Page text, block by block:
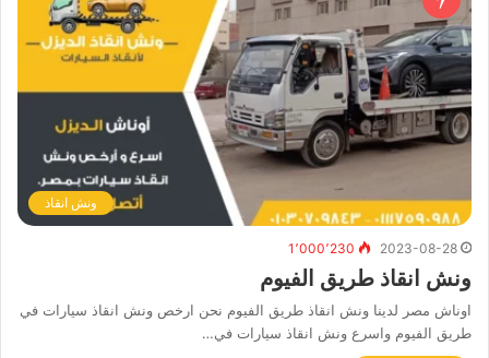
ونش انقاذ
2023-08-28 1٬000٬230
ونش انقاذ طريق الفيوم
اوناش مصر لدينا ونش انقاذ طريق الفيوم نحن ارخص ونش انقاذ سيارات في
طريق الفيوم واسرع ونش انقاذ سيارات في…